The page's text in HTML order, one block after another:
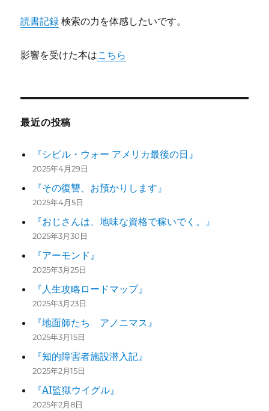
読書記録 検索の力を体感したいです。
影響を受けた本はこちら
最近の投稿
『シビル・ウォー アメリカ最後の日』
2025年4月29日
『その復讐、お預かりします』
2025年4月5日
『おじさんは、地味な資格で稼いでく。』
2025年3月30日
『アーモンド』
2025年3月25日
『人生攻略ロードマップ』
2025年3月23日
『地面師たち アノニマス』
2025年3月15日
『知的障害者施設潜入記』
2025年2月15日
『AI監獄ウイグル』
2025年2月8日